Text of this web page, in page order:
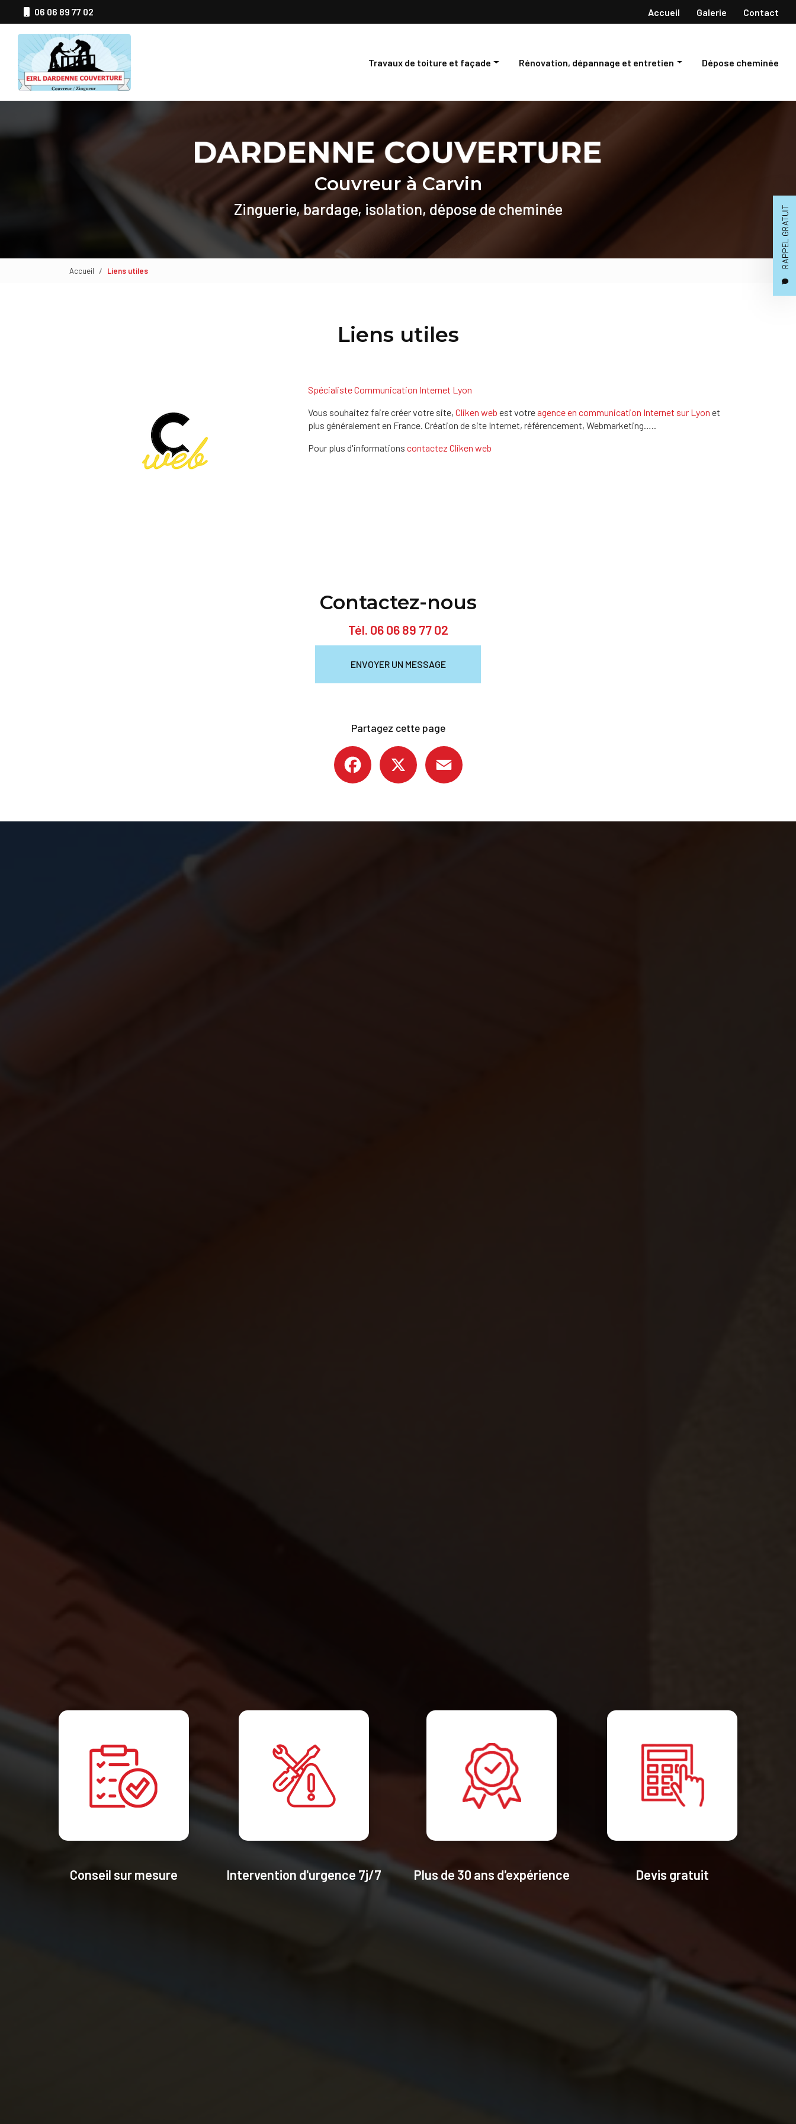
contenu
06 06 89 77 02 Accueil Galerie Contact
RAPPEL GRATUIT
Travaux de toiture et façade
Bardage
Rénovation, dépannage et entretien
Rénovation de charpente et toiture
Dépannage de toiture
Entretien de toiture
Dépose cheminée
Couvreur à Carvin
Zinguerie, bardage, isolation, dépose de cheminée
Accueil Liens utiles
Liens utiles
Spécialiste Communication Internet Lyon
Vous souhaitez faire créer votre site,Cliken web est votreagence en communication Internet sur Lyon et
plus généralement en France. Création de site Internet, référencement, Webmarketing…..
Pour plus d'informationscontactez Cliken web
Contactez-nous
Tél. 06 06 89 77 02
ENVOYER UN MESSAGE
Partagez cette page
Facebook
Conseil sur mesure Intervention d'urgence 7j/7 Plus de 30 ans d'expérience Devis gratuit